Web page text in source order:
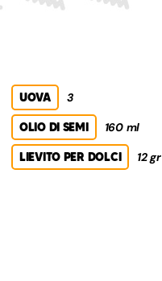
UOVA 3
OLIO DI SEMI 160 ml
LIEVITO PER DOLCI 12 gr